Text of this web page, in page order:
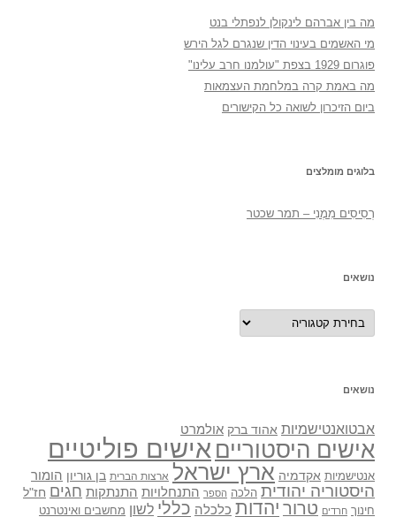
מה בין אברהם לינקולן לנפתלי בנט
מי האשמים בעינוי הדין שנגרם לגל הירש
פוגרום 1929 בצפת "עולמנו חרב עלינו"
מה באמת קרה במלחמת העצמאות
ביום הזיכרון לשואה כל הקישורים
בלוגים מומלצים
רְסִיסִים מִמֶנִי – תמר שכטר
נושאים
נושאים
נושאים
אבטואנטישמיות אהוד ברק אולמרט
אישים היסטוריים אישים פוליטיים
אנטישמיות אקדמיה ארץ ישראל ארצות הברית בן גוריון הומור
היסטוריה יהודית הלכה הספר התנחלויות התנתקות חגים חז"ל
חינוך חרדים טרור יהדות כלכלה כללי לשון מחשבים ואינטרנט